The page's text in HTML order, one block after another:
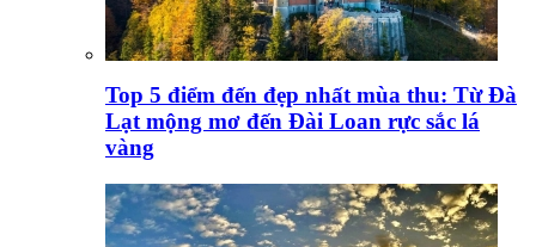
Top 5 điểm đến đẹp nhất mùa thu: Từ Đà
Lạt mộng mơ đến Đài Loan rực sắc lá
vàng